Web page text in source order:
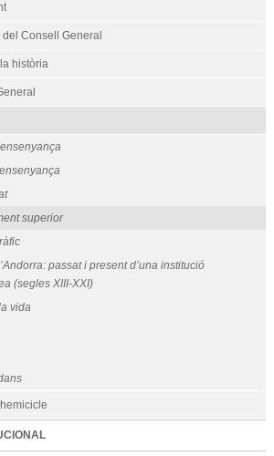
Consell General
història
superior
passat i present d’una institució
(segles XIII-XXI)
vida